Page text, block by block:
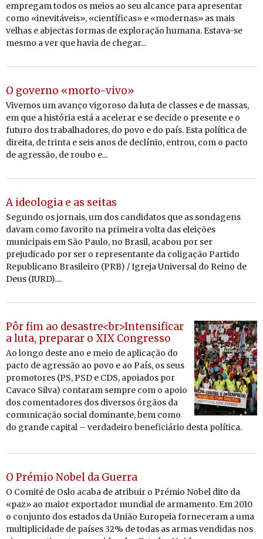
empregam todos os meios ao seu alcance para apresentar
como «inevitáveis», «científicas» e «modernas» as mais
velhas e abjectas formas de exploração humana. Estava-se
mesmo a ver que havia de chegar...
O governo «morto-vivo»
Vivemos um avanço vigoroso da luta de classes e de massas,
em que a história está a acelerar e se decide o presente e o
futuro dos trabalhadores, do povo e do país. Esta política de
direita, de trinta e seis anos de declínio, entrou, com o pacto
de agressão, de roubo e...
A ideologia e as seitas
Segundo os jornais, um dos candidatos que as sondagens
davam como favorito na primeira volta das eleições
municipais em São Paulo, no Brasil, acabou por ser
prejudicado por ser o representante da coligação Partido
Republicano Brasileiro (PRB) / Igreja Universal do Reino de
Deus (IURD)....
Pôr fim ao desastre<br>Intensificar
a luta, preparar o XIX Congresso
Ao longo deste ano e meio de apli­cação do
pacto de agressão ao povo e ao País, os seus
pro­mo­tores (PS, PSD e CDS, apoi­ados por
Ca­vaco Silva) con­taram sempre com o apoio
dos co­men­ta­dores dos di­versos ór­gãos da
co­mu­ni­cação so­cial do­mi­nante, bem como
do grande ca­pital – ver­da­deiro be­ne­fi­ciário desta po­lí­tica.
O Prémio Nobel da Guerra
O Comité de Oslo acaba de atribuir o Prémio Nobel dito da
«paz» ao maior exportador mundial de armamento. Em 2010
o conjunto dos estados da União Europeia forneceram a uma
multiplicidade de países 32% de todas as armas vendidas nos